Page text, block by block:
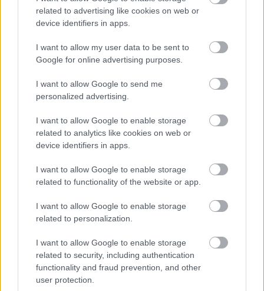
related to advertising like cookies on web or
device identifiers in apps.
I want to allow my user data to be sent to
Google for online advertising purposes.
I want to allow Google to send me
personalized advertising.
I want to allow Google to enable storage
related to analytics like cookies on web or
device identifiers in apps.
I want to allow Google to enable storage
related to functionality of the website or app.
I want to allow Google to enable storage
related to personalization.
I want to allow Google to enable storage
related to security, including authentication
functionality and fraud prevention, and other
user protection.
társasjátékoznak meg tévét néznek. Ők hárman
próbálják magukat frissen tartani, hogy minél
később hülyüljenek el, el is különítik magukat a
többiektől. Az alt (Molnár Piroska) sportol, úszni jár,
és a fiatal kertésszel kokettál, még élni akar. A tenor
Szacsvay László ) végre Wagnerrel foglalkozhat –
mindig Wagner-énekes szeretett volna lenni, de
melyik operaénekes nem? –, írja az életrajzát. A
bariton (Benedek Miklós) nehezebb helyzetben van,
neki nincs ilyen igénye, ő szexuálisan éli újra a
kamaszkorát; vagyis, csak beszél róla. Elég kevés
miért), ezt próbálja bepótolni. És váratlanul
megérkezik a szoprán, a sztár, a negyedik tag, aki
dolgokra. Kérdéseket tesznek föl maguknak: helyes-
e, amit csinálnak, jól gondolkoznak-e. Közben
kapnak egy fölkérést, hogy egy gálaműsoron
énekeljék el újra a Kvartettet. És ebből ered a
konfliktus. (...)